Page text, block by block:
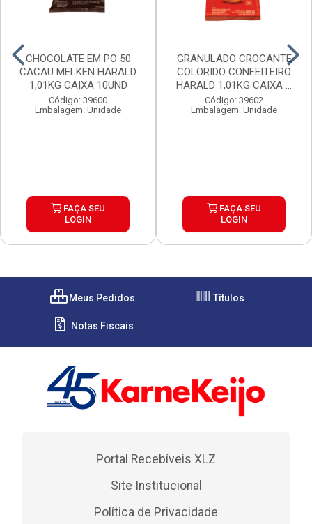
CHOCOLATE EM PO 50
CACAU MELKEN HARALD
1,01KG CAIXA 10UND
Código: 39600
Embalagem: Unidade
FAÇA SEU
LOGIN
GRANULADO CROCANTE
COLORIDO CONFEITEIRO
HARALD 1,01KG CAIXA ...
Código: 39602
Embalagem: Unidade
FAÇA SEU
LOGIN
Meus Pedidos Títulos
Notas Fiscais
Portal Recebíveis XLZ
Site Institucional
Política de Privacidade